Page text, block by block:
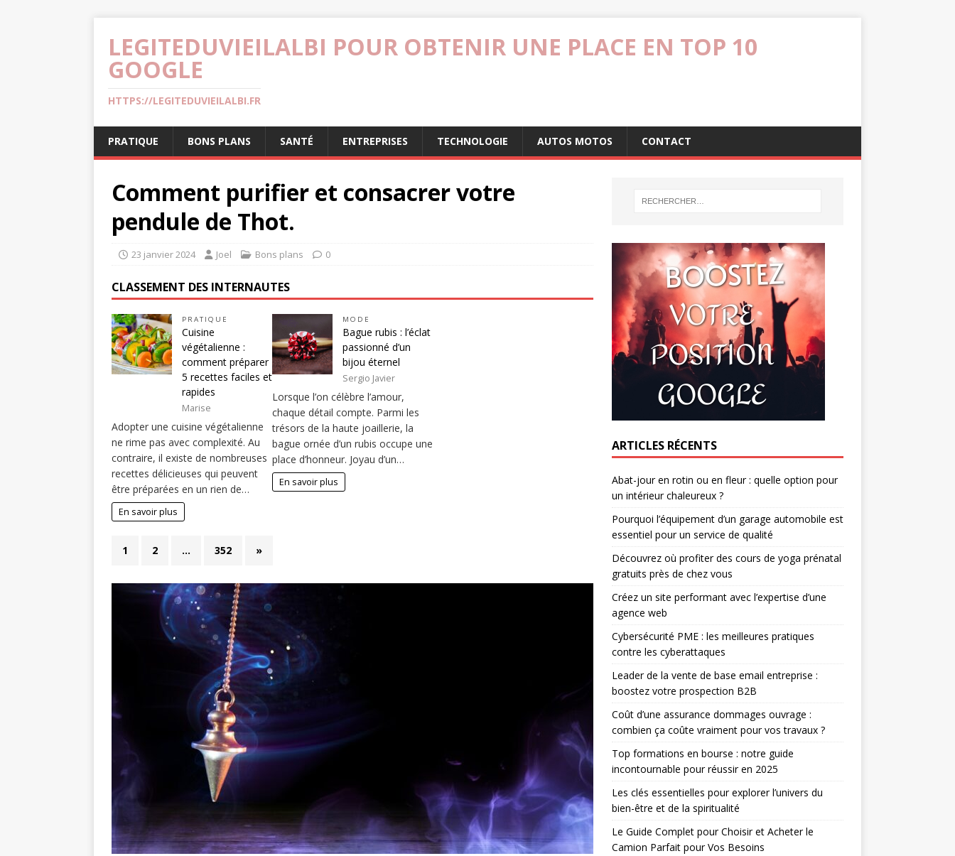
LEGITEDUVIEILALBI POUR OBTENIR UNE PLACE EN TOP 10
GOOGLE
HTTPS://LEGITEDUVIEILALBI.FR
PRATIQUE BONS PLANS SANTÉ ENTREPRISES TECHNOLOGIE AUTOS MOTOS CONTACT
Comment purifier et consacrer votre
pendule de Thot.
23 janvier 2024 Joel Bons plans 0
CLASSEMENT DES INTERNAUTES
PRATIQUE
Cuisine
végétalienne :
comment préparer
5 recettes faciles et
rapides
Marise
Adopter une cuisine végétalienne
ne rime pas avec complexité. Au
contraire, il existe de nombreuses
recettes délicieuses qui peuvent
être préparées en un rien de…
En savoir plus
MODE
Bague rubis : l’éclat
passionné d’un
bijou éternel
Sergio Javier
Lorsque l’on célèbre l’amour,
chaque détail compte. Parmi les
trésors de la haute joaillerie, la
bague ornée d’un rubis occupe une
place d’honneur. Joyau d’un…
En savoir plus
1 2 … 352 »
ARTICLES RÉCENTS
Abat-jour en rotin ou en fleur : quelle option pour
un intérieur chaleureux ?
Pourquoi l’équipement d’un garage automobile est
essentiel pour un service de qualité
Découvrez où profiter des cours de yoga prénatal
gratuits près de chez vous
Créez un site performant avec l’expertise d’une
agence web
Cybersécurité PME : les meilleures pratiques
contre les cyberattaques
Leader de la vente de base email entreprise :
boostez votre prospection B2B
Coût d’une assurance dommages ouvrage :
combien ça coûte vraiment pour vos travaux ?
Top formations en bourse : notre guide
incontournable pour réussir en 2025
Les clés essentielles pour explorer l’univers du
bien-être et de la spiritualité
Le Guide Complet pour Choisir et Acheter le
Camion Parfait pour Vos Besoins